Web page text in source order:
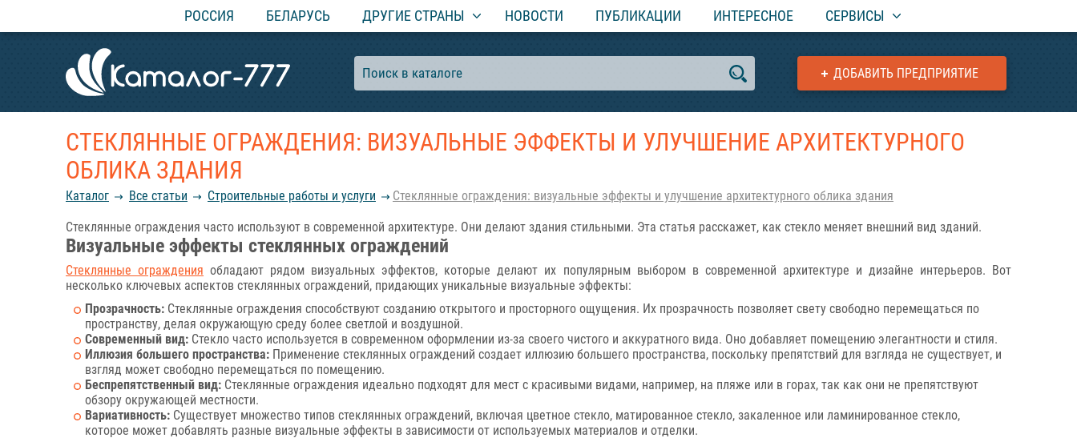
РОССИЯ БЕЛАРУСЬ ДРУГИЕ СТРАНЫ НОВОСТИ ПУБЛИКАЦИИ ИНТЕРЕСНОЕ СЕРВИСЫ
ДОБАВИТЬ ПРЕДПРИЯТИЕ
СТЕКЛЯННЫЕ ОГРАЖДЕНИЯ: ВИЗУАЛЬНЫЕ ЭФФЕКТЫ И УЛУЧШЕНИЕ АРХИТЕКТУРНОГО
ОБЛИКА ЗДАНИЯ
Каталог Все статьи Строительные работы и услуги Стеклянные ограждения: визуальные эффекты и улучшение архитектурного облика здания
Стеклянные ограждения часто используют в современной архитектуре. Они делают здания стильными. Эта статья расскажет, как стекло меняет внешний вид зданий.
Визуальные эффекты стеклянных ограждений
Стеклянные ограждения обладают рядом визуальных эффектов, которые делают их популярным выбором в современной архитектуре и дизайне интерьеров. Вот
несколько ключевых аспектов стеклянных ограждений, придающих уникальные визуальные эффекты:
Прозрачность: Стеклянные ограждения способствуют созданию открытого и просторного ощущения. Их прозрачность позволяет свету свободно перемещаться по
пространству, делая окружающую среду более светлой и воздушной.
Современный вид: Стекло часто используется в современном оформлении из-за своего чистого и аккуратного вида. Оно добавляет помещению элегантности и стиля.
Иллюзия большего пространства: Применение стеклянных ограждений создает иллюзию большего пространства, поскольку препятствий для взгляда не существует, и
взгляд может свободно перемещаться по помещению.
Беспрепятственный вид: Стеклянные ограждения идеально подходят для мест с красивыми видами, например, на пляже или в горах, так как они не препятствуют
обзору окружающей местности.
Вариативность: Существует множество типов стеклянных ограждений, включая цветное стекло, матированное стекло, закаленное или ламинированное стекло,
которое может добавлять разные визуальные эффекты в зависимости от используемых материалов и отделки.